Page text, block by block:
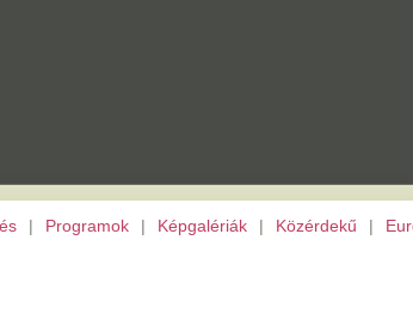
| Képgalériák | Közérdekű | Európai Unió | TV |